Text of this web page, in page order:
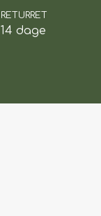
RETURRET
14 dage